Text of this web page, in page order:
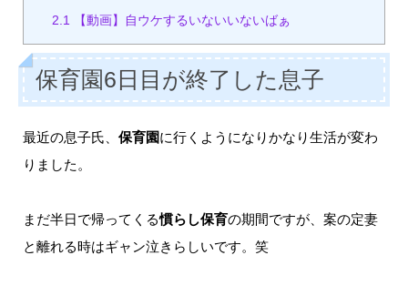
2.1
【動画】自ウケするいないいないばぁ
保育園6日目が終了した息子
最近の息子氏、 保育園に行くようになりかなり生活が変わ
りました。
まだ半日で帰ってくる慣らし保育の期間ですが、案の定妻
と離れる時はギャン泣きらしいです。笑